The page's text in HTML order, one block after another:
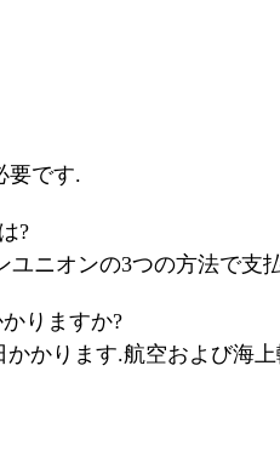
要です.
?
ユニオンの3つの方法で支
りますか?
かります.航空および海